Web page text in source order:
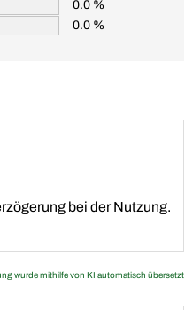
0.0 %
0.0 %
bei der Nutzung.
wurde mithilfe von KI automatisch übersetzt